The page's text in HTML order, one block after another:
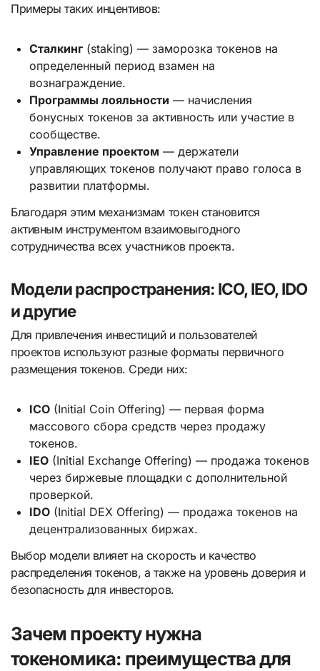
Примеры таких инцентивов:
Сталкинг(staking) — заморозка токенов на
определенный период взамен на
вознаграждение.
Программы лояльности — начисления
бонусных токенов за активность или участие в
сообществе.
Управление проектом — держатели
управляющих токенов получают право голоса в
развитии платформы.
Благодаря этим механизмам токен становится
активным инструментом взаимовыгодного
сотрудничества всех участников проекта.
Модели распространения: ICO, IEO, IDO
и другие
Для привлечения инвестиций и пользователей
проектов используют разные форматы первичного
размещения токенов. Среди них:
ICO(Initial Coin Offering) — первая форма
массового сбора средств через продажу
токенов.
IEO(Initial Exchange Offering) — продажа токенов
через биржевые площадки с дополнительной
проверкой.
IDO(Initial DEX Offering) — продажа токенов на
децентрализованных биржах.
Выбор модели влияет на скорость и качество
распределения токенов, а также на уровень доверия и
безопасность для инвесторов.
Зачем проекту нужна
токеномика: преимущества для